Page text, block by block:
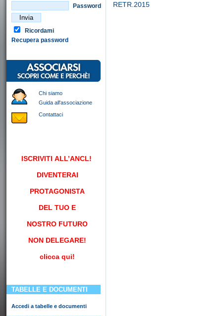
Password
Ricordami
Recupera password
Chi siamo
Guida all'associazione
Contattaci
ISCRIVITI ALL’ANCL!
DIVENTERAI
PROTAGONISTA
DEL TUO E
NOSTRO FUTURO
NON DELEGARE!
clicca qui!
TABELLE E DOCUMENTI
Accedi a tabelle e documenti
RETR.2015